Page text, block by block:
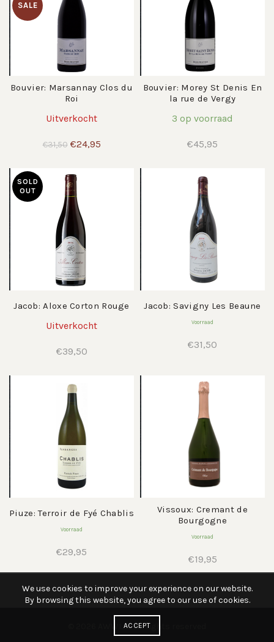
SALE
Bouvier: Marsannay Clos du
Roi
Uitverkocht
€31,50 Oorspronkelijke
€31,50.
€24,95Huidige
Bouvier: Morey St Denis En
la rue de Vergy
3 op voorraad
€45,95
SOLD
OUT
Jacob: Aloxe Corton Rouge
Uitverkocht
€39,50
Jacob: Savigny Les Beaune
Voorraad
€31,50
Piuze: Terroir de Fyé Chablis
Voorraad
€29,95
Vissoux: Cremant de
Bourgogne
Voorraad
€19,95
AWWIJN. All rights reserved
We use cookies to improve your experience on our website.
By browsing this website, you agree to our use of cookies.
ACCEPT